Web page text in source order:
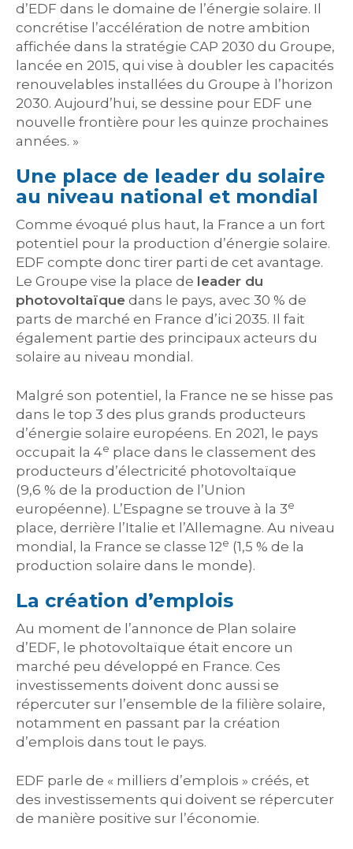
d’EDF dans le domaine de l’énergie solaire. Il
concrétise l’accélération de notre ambition
affichée dans la stratégie CAP 2030 du Groupe,
lancée en 2015, qui vise à doubler les capacités
renouvelables installées du Groupe à l’horizon
2030. Aujourd’hui, se dessine pour EDF une
nouvelle frontière pour les quinze prochaines
années. »
Une place de leader du solaire
au niveau national et mondial
Comme évoqué plus haut, la France a un fort
potentiel pour la production d’énergie solaire.
EDF compte donc tirer parti de cet avantage.
Le Groupe vise la place de leader du
photovoltaïque dans le pays, avec 30 % de
parts de marché en France d’ici 2035. Il fait
également partie des principaux acteurs du
solaire au niveau mondial.
Malgré son potentiel, la France ne se hisse pas
dans le top 3 des plus grands producteurs
d’énergie solaire européens. En 2021, le pays
occupait la 4e place dans le classement des
producteurs d’électricité photovoltaïque
(9,6 % de la production de l’Union
européenne). L’Espagne se trouve à la 3e
place, derrière l’Italie et l’Allemagne. Au niveau
mondial, la France se classe 12e (1,5 % de la
production solaire dans le monde).
La création d’emplois
Au moment de l’annonce de Plan solaire
d’EDF, le photovoltaïque était encore un
marché peu développé en France. Ces
investissements doivent donc aussi se
répercuter sur l’ensemble de la filière solaire,
notamment en passant par la création
d’emplois dans tout le pays.
EDF parle de « milliers d’emplois » créés, et
des investissements qui doivent se répercuter
de manière positive sur l’économie.